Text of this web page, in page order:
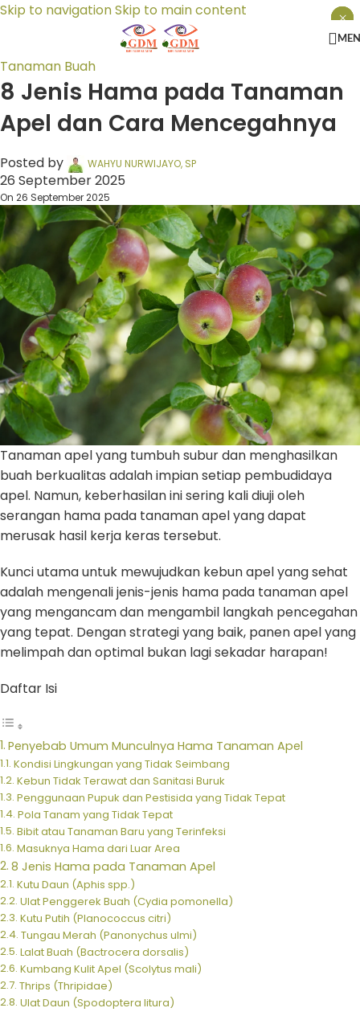
Skip to navigationSkip to main content
Tanaman Buah
8 Jenis Hama pada Tanaman
Apel dan Cara Mencegahnya
Posted by WAHYU NURWIJAYO, SP
26 September 2025
On 26 September 2025
Tanaman apel yang tumbuh subur dan menghasilkan
buah berkualitas adalah impian setiap pembudidaya
apel. Namun, keberhasilan ini sering kali diuji oleh
serangan hama pada tanaman apel yang dapat
merusak hasil kerja keras tersebut.
Kunci utama untuk mewujudkan kebun apel yang sehat
adalah mengenali jenis-jenis hama pada tanaman apel
yang mengancam dan mengambil langkah pencegahan
yang tepat. Dengan strategi yang baik, panen apel yang
melimpah dan optimal bukan lagi sekadar harapan!
Daftar Isi
Penyebab Umum Munculnya Hama Tanaman Apel
Kondisi Lingkungan yang Tidak Seimbang
Kebun Tidak Terawat dan Sanitasi Buruk
Penggunaan Pupuk dan Pestisida yang Tidak Tepat
Pola Tanam yang Tidak Tepat
Bibit atau Tanaman Baru yang Terinfeksi
Masuknya Hama dari Luar Area
8 Jenis Hama pada Tanaman Apel
Kutu Daun (Aphis spp.)
Ulat Penggerek Buah (Cydia pomonella)
Kutu Putih (Planococcus citri)
Tungau Merah (Panonychus ulmi)
Lalat Buah (Bactrocera dorsalis)
Kumbang Kulit Apel (Scolytus mali)
Thrips (Thripidae)
Ulat Daun (Spodoptera litura)
×
×
×